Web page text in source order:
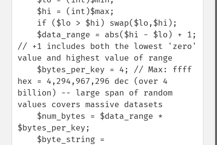
// +1 includes both the lowest 'zero'
value and highest value of range
hex = 4,294,967,296 dec (over 4
billion) -- large span of random
values covers massive datasets
$bytes_per_key;